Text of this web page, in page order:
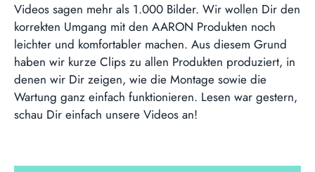
Videos sagen mehr als 1.000 Bilder. Wir wollen Dir den
korrekten Umgang mit den AARON Produkten noch
leichter und komfortabler machen. Aus diesem Grund
haben wir kurze Clips zu allen Produkten produziert, in
denen wir Dir zeigen, wie die Montage sowie die
Wartung ganz einfach funktionieren. Lesen war gestern,
schau Dir einfach unsere Videos an!